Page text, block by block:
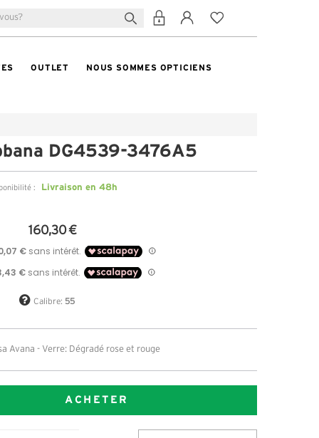
OUTLET NOUS SOMMES OPTICIENS
DG4539-3476A5
: Livraison en 48h
160,30 €
Calibre: 55
Avana - Verre: Dégradé rose et rouge
ACHETER